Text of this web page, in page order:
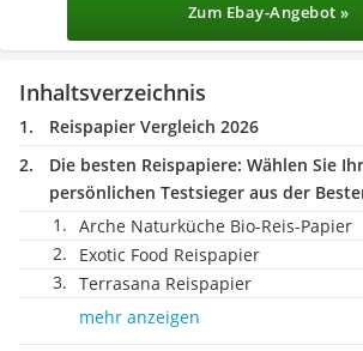
Zum Ebay-Angebot »
Inhaltsverzeichnis
Reispapier Vergleich 2026
Die besten Reispapiere: Wählen Sie
persönlichen Testsieger aus der
Arche Naturküche Bio-Reis-Papier
Exotic Food Reispapier
Terrasana Reispapier
mehr anzeigen